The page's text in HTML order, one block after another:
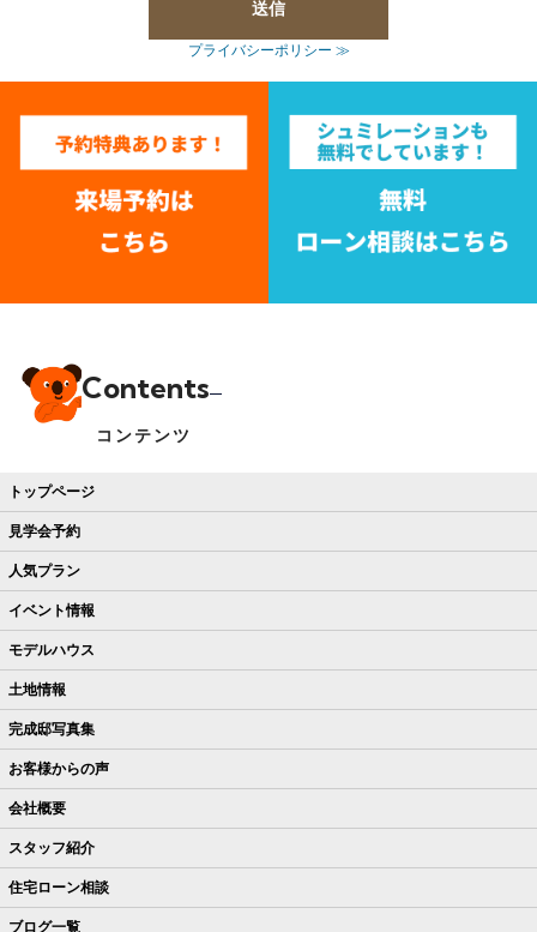
プライバシーポリシー ≫
Contents
コンテンツ
トップページ
見学会予約
人気プラン
イベント情報
モデルハウス
土地情報
完成邸写真集
お客様からの声
会社概要
スタッフ紹介
住宅ローン相談
ブログ一覧